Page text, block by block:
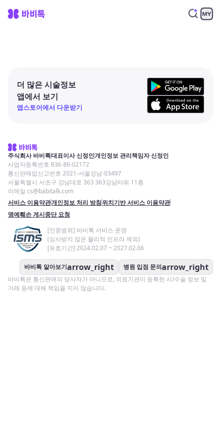
더 많은 시술정보
앱에서 보기
앱스토어에서 다운받기
주식회사 바비톡대표이사 신정인개인정보 관리책임자 신정인
사업자등록번호 836-86-02172
통신판매업신고번호 2021-서울강남-03497
서울특별시 서초구 강남대로 363 363강남타워 11층
이메일 cs@babitalk.com
서비스 이용약관개인정보 처리 방침위치기반 서비스 이용약관
명예훼손 게시중단 요청
[인증범위] 바비톡 서비스 운영
(심사받지 않은 물리적 인프라 제외)
[유효기간] 2024.02.07 ~ 2027.02.06
바비톡 알아보기arrow_right 병원 입점 문의arrow_right
바비톡은 통신판매의 당사자가 아니므로, 의료기관이 등록한 시/수술 정보 및
거래 등에 대해 책임을 지지 않습니다.